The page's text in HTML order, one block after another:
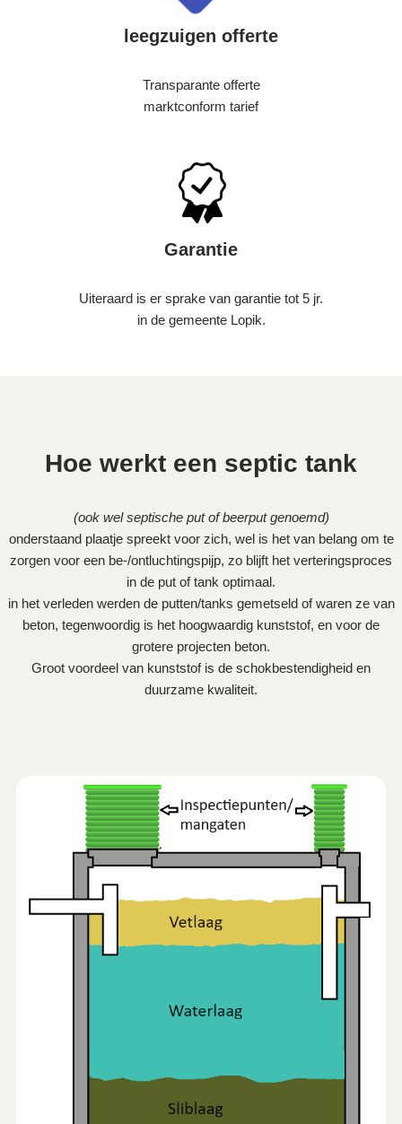
leegzuigen offerte
Transparante offerte
marktconform tarief
Garantie
Uiteraard is er sprake van garantie tot 5 jr.
in de gemeente Lopik.
Hoe werkt een septic tank
(ook wel septische put of beerput genoemd)
onderstaand plaatje spreekt voor zich, wel is het van belang om te
zorgen voor een be-/ontluchtingspijp, zo blijft het verteringsproces
in de put of tank optimaal.
in het verleden werden de putten/tanks gemetseld of waren ze van
beton, tegenwoordig is het hoogwaardig kunststof, en voor de
grotere projecten beton.
Groot voordeel van kunststof is de schokbestendigheid en
duurzame kwaliteit.